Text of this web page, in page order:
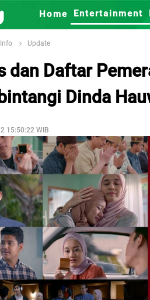
Home Entertainment
Update
dan Daftar
Dinda
15:50:22 WIB